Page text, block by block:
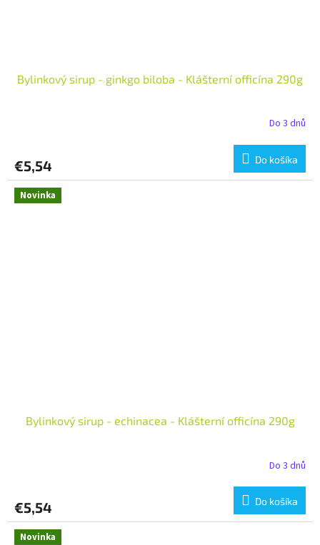
Bylinkový sirup - ginkgo biloba - Klášterní officína 290g
Do 3 dnů
€5,54 Do košíka
Novinka
Bylinkový sirup - echinacea - Klášterní officína 290g
Do 3 dnů
€5,54 Do košíka
Novinka